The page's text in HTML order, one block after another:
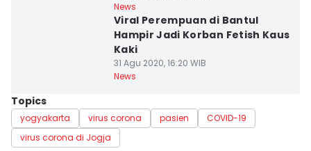
News
Viral Perempuan di Bantul
Hampir Jadi Korban Fetish Kaus
Kaki
31 Agu 2020, 16:20 WIB
News
Topics
yogyakarta virus corona pasien
COVID-19
virus corona di Jogja